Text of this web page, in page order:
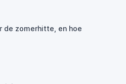
de zomerhitte, en hoe